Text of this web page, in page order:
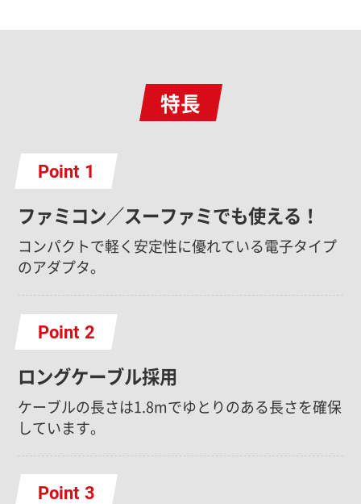
特長
Point
ファミコン／スーファミでも使える！
コンパクトで軽く安定性に優れている電子タイプ
のアダプタ。
Point
ロングケーブル採用
ケーブルの長さは1.8mでゆとりのある長さを確保
しています。
Point